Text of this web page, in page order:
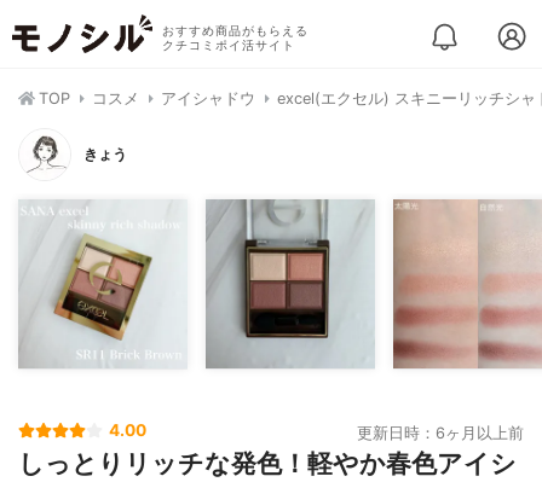
おすすめ商品がもらえる
クチコミポイ活サイト
TOP コスメ アイシャドウ excel(エクセル) スキニーリッチシャ
きょう
4.00 更新日時：6ヶ月以上前
しっとりリッチな発色！軽やか春色アイシ